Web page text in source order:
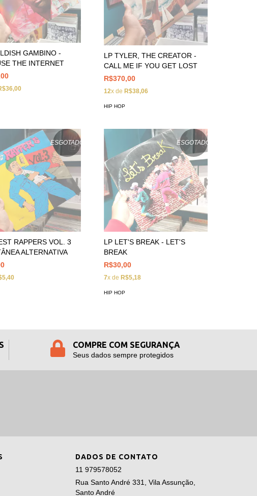
GAMBINO -
THE INTERNET
LP TYLER, THE CREATOR -
CALL ME IF YOU GET LOST
R$370,00
12x de R$38,06
HIP HOP
ESGOTADO
RAPPERS VOL. 3
ALTERNATIVA
ESGOTADO
LP LET'S BREAK - LET'S
BREAK
R$30,00
7x de R$5,18
HIP HOP
COMPRE COM SEGURANÇA
Seus dados sempre protegidos
DADOS DE CONTATO
11 979578052
Rua Santo André 331, Vila Assunção,
Santo André